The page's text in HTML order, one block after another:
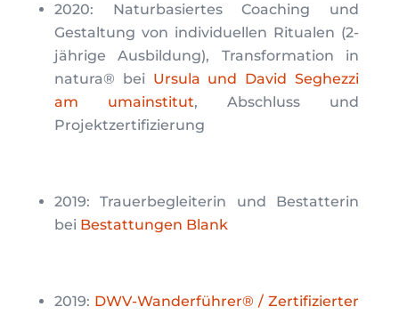
2020: Naturbasiertes Coaching und
Gestaltung von individuellen Ritualen (2-
jährige Ausbildung), Transformation in
natura® bei Ursula und David Seghezzi
am umainstitut, Abschluss und
Projektzertifizierung
2019: Trauerbegleiterin und Bestatterin
bei Bestattungen Blank
2019: DWV-Wanderführer® / Zertifizierter